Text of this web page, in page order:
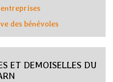
entreprises
des bénévoles
ET DEMOISELLES DU